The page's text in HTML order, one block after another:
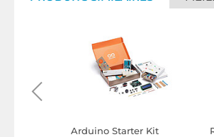
Arduino Starter Kit